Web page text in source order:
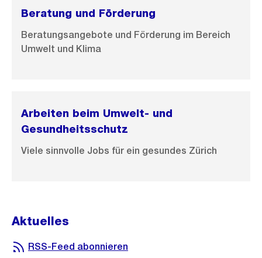
Beratung und Förderung
Beratungsangebote und Förderung im Bereich
Umwelt und Klima
Arbeiten beim Umwelt- und
Gesundheitsschutz
Viele sinnvolle Jobs für ein gesundes Zürich
Aktuelles
RSS-Feed abonnieren